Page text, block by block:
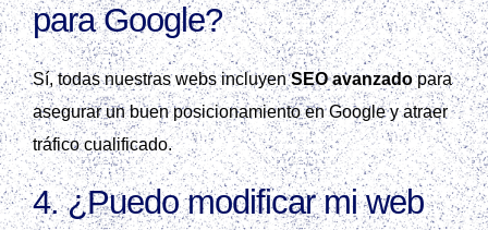
para Google?
Sí, todas nuestras webs incluyenSEO avanzadopara
asegurar un buen posicionamiento en Google y atraer
tráfico cualificado.
4. ¿Puedo modificar mi web